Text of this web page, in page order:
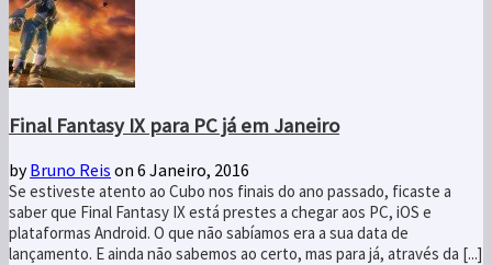
Final Fantasy IX para PC já em Janeiro
byBruno Reis on 6 Janeiro, 2016
Se estiveste atento ao Cubo nos finais do ano passado, ficaste a
saber que Final Fantasy IX está prestes a chegar aos PC, iOS e
plataformas Android. O que não sabíamos era a sua data de
lançamento. E ainda não sabemos ao certo, mas para já, através da [...]